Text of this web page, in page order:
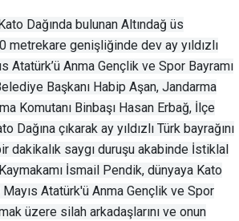
Dağında bulunan Altındağ üs
genişliğinde dev ay yıldızlı
Atatürk’ü Anma Gençlik ve Spor Bayramı
Başkanı Habip Aşan, Jandarma
Komutanı Binbaşı Hasan Erbağ, İlçe
çıkarak ay yıldızlı Türk bayrağını
dakikalık saygı duruşu akabinde İstiklal
İsmail Pendik, dünyaya Kato
Atatürk'ü Anma Gençlik ve Spor
üzere silah arkadaşlarını ve onun